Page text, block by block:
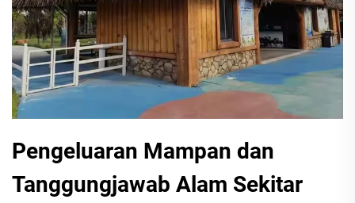
Pengeluaran Mampan dan
Tanggungjawab Alam Sekitar